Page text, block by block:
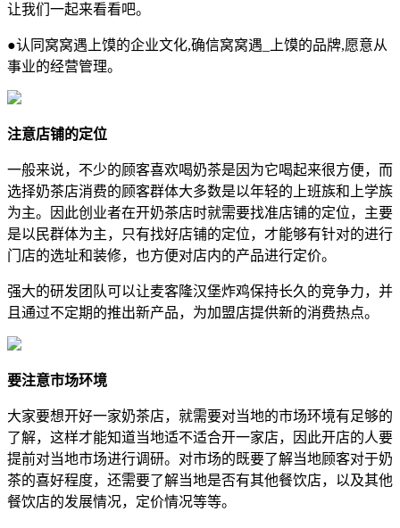
让我们一起来看看吧。
●认同窝窝遇上馍的企业文化,确信窝窝遇_上馍的品牌,愿意从
事业的经营管理。
注意店铺的定位
一般来说，不少的顾客喜欢喝奶茶是因为它喝起来很方便，而
选择奶茶店消费的顾客群体大多数是以年轻的上班族和上学族
为主。因此创业者在开奶茶店时就需要找准店铺的定位，主要
是以民群体为主，只有找好店铺的定位，才能够有针对的进行
门店的选址和装修，也方便对店内的产品进行定价。
强大的研发团队可以让麦客隆汉堡炸鸡保持长久的竞争力，并
且通过不定期的推出新产品，为加盟店提供新的消费热点。
要注意市场环境
大家要想开好一家奶茶店，就需要对当地的市场环境有足够的
了解，这样才能知道当地适不适合开一家店，因此开店的人要
提前对当地市场进行调研。对市场的既要了解当地顾客对于奶
茶的喜好程度，还需要了解当地是否有其他餐饮店，以及其他
餐饮店的发展情况，定价情况等等。